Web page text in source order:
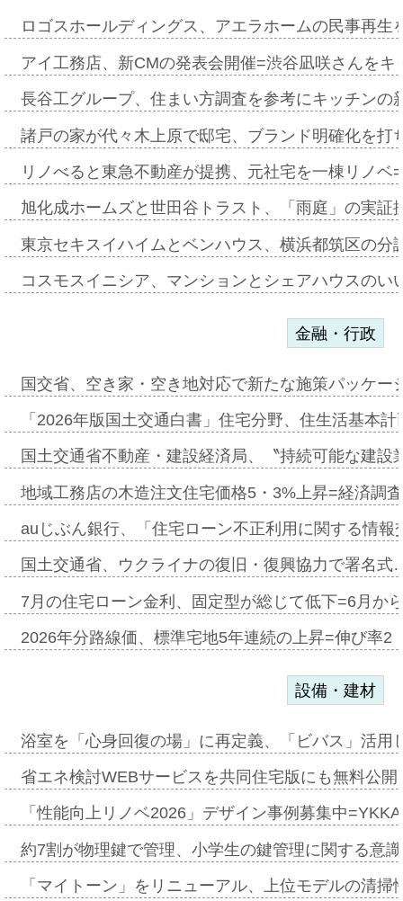
ロゴスホールディングス、アエラホームの民事再
アイ工務店、新CMの発表会開催=渋谷凪咲さんを
長谷工グループ、住まい方調査を参考にキッチン
諸戸の家が代々木上原で邸宅、ブランド明確化を
リノべると東急不動産が提携、元社宅を一棟リノ
旭化成ホームズと世田谷トラスト、「雨庭」の実
東京セキスイハイムとベンハウス、横浜都筑区の
コスモスイニシア、マンションとシェアハウスの
金融・行政
国交省、空き家・空き地対応で新たな施策パッケ
「2026年版国土交通白書」住宅分野、住生活基本
国土交通省不動産・建設経済局、〝持続可能な建
地域工務店の木造注文住宅価格5・3%上昇=経済調
auじぶん銀行、「住宅ローン不正利用に関する情
国土交通省、ウクライナの復旧・復興協力で署名
7月の住宅ローン金利、固定型が総じて低下=6月か
2026年分路線価、標準宅地5年連続の上昇=伸び率
設備・建材
浴室を「心身回復の場」に再定義、「ビバス」活
省エネ検討WEBサービスを共同住宅版にも無料公
「性能向上リノベ2026」デザイン事例募集中
約7割が物理鍵で管理、小学生の鍵管理に関する意
「マイトーン」をリニューアル、上位モデルの清